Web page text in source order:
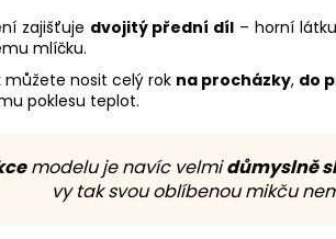
zajišťuje dvojitý přední díl – horní
mlíčku.
můžete nosit celý rok na procházky, do
poklesu teplot.
modelu je navíc velmidůmyslně
vy tak svou oblíbenou mikču